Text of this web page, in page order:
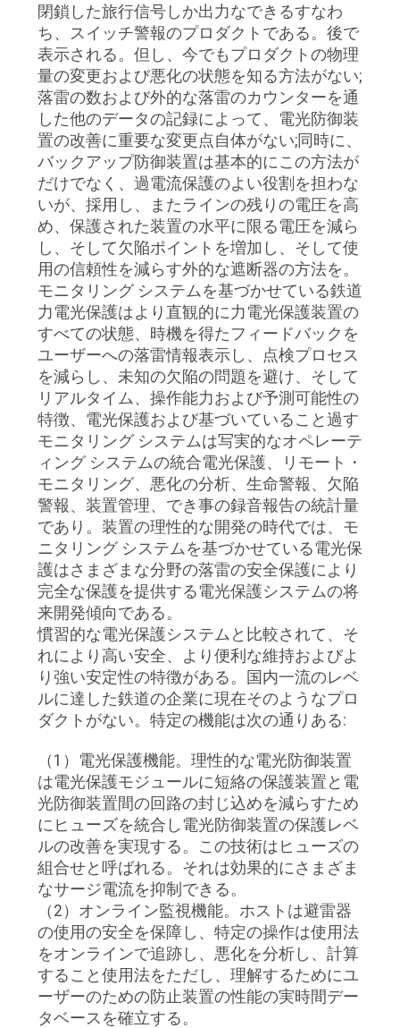
閉鎖した旅行信号しか出力なできるすなわ
ち、スイッチ警報のプロダクトである。後で
表示される。但し、今でもプロダクトの物理
量の変更および悪化の状態を知る方法がない;
落雷の数および外的な落雷のカウンターを通
した他のデータの記録によって、電光防御装
置の改善に重要な変更点自体がない;同時に、
バックアップ防御装置は基本的にこの方法が
だけでなく、過電流保護のよい役割を担わな
いが、採用し、またラインの残りの電圧を高
め、保護された装置の水平に限る電圧を減ら
し、そして欠陥ポイントを増加し、そして使
用の信頼性を減らす外的な遮断器の方法を。
モニタリング システムを基づかせている鉄道
力電光保護はより直観的に力電光保護装置の
すべての状態、時機を得たフィードバックを
ユーザーへの落雷情報表示し、点検プロセス
を減らし、未知の欠陥の問題を避け、そして
リアルタイム、操作能力および予測可能性の
特徴、電光保護および基づいていること過す
モニタリング システムは写実的なオペレーテ
ィング システムの統合電光保護、リモート・
モニタリング、悪化の分析、生命警報、欠陥
警報、装置管理、でき事の録音報告の統計量
であり。装置の理性的な開発の時代では、モ
ニタリング システムを基づかせている電光保
護はさまざまな分野の落雷の安全保護により
完全な保護を提供する電光保護システムの将
来開発傾向である。
慣習的な電光保護システムと比較されて、そ
れにより高い安全、より便利な維持およびよ
り強い安定性の特徴がある。国内一流のレベ
ルに達した鉄道の企業に現在そのようなプロ
ダクトがない。特定の機能は次の通りある:
（1）電光保護機能。理性的な電光防御装置
は電光保護モジュールに短絡の保護装置と電
光防御装置間の回路の封じ込めを減らすため
にヒューズを統合し電光防御装置の保護レベ
ルの改善を実現する。この技術はヒューズの
組合せと呼ばれる。それは効果的にさまざま
なサージ電流を抑制できる。
（2）オンライン監視機能。ホストは避雷器
の使用の安全を保障し、特定の操作は使用法
をオンラインで追跡し、悪化を分析し、計算
すること使用法をただし、理解するためにユ
ーザーのための防止装置の性能の実時間デー
タベースを確立する。